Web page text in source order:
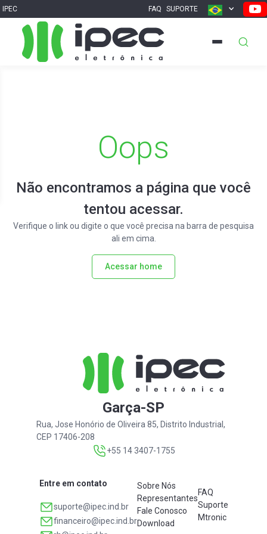
IPEC FAQ SUPORTE
Oops
Não encontramos a página que você
tentou acessar.
Verifique o link ou digite o que você precisa na barra de pesquisa
ali em cima.
Acessar home
Garça-SP
Rua, Jose Honório de Oliveira 85, Distrito Industrial,
CEP 17406-208
+55 14 3407-1755
Entre em contato
suporte@ipec.ind.br
financeiro@ipec.ind.br
Sobre Nós
Representantes
Fale Conosco
Download
FAQ
Suporte
Mtronic